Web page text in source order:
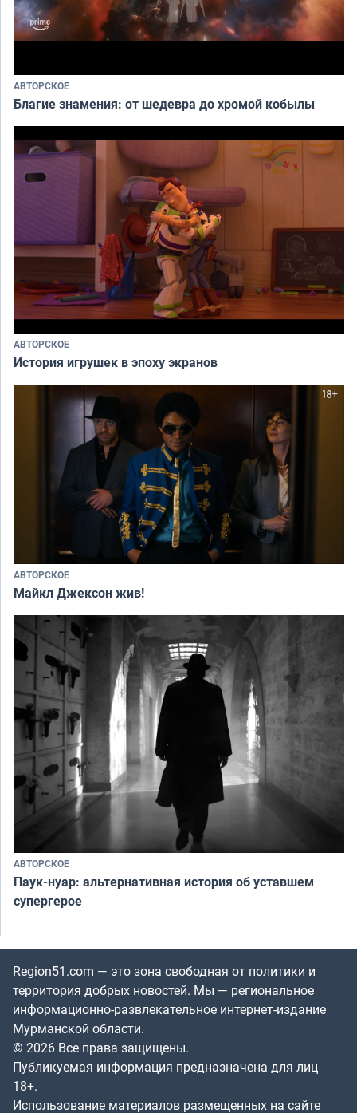
АВТОРСКОЕ
Благие знамения: от шедевра до хромой кобылы
АВТОРСКОЕ
История игрушек в эпоху экранов
АВТОРСКОЕ
Майкл Джексон жив!
АВТОРСКОЕ
Паук-нуар: альтернативная история об уставшем
супергерое
Region51.com — это зона свободная от политики и
территория добрых новостей. Мы — региональное
информационно-развлекательное интернет-издание
Мурманской области.
© 2026 Все права защищены.
Публикуемая информация предназначена для лиц
18+.
Использование материалов размещенных на сайте